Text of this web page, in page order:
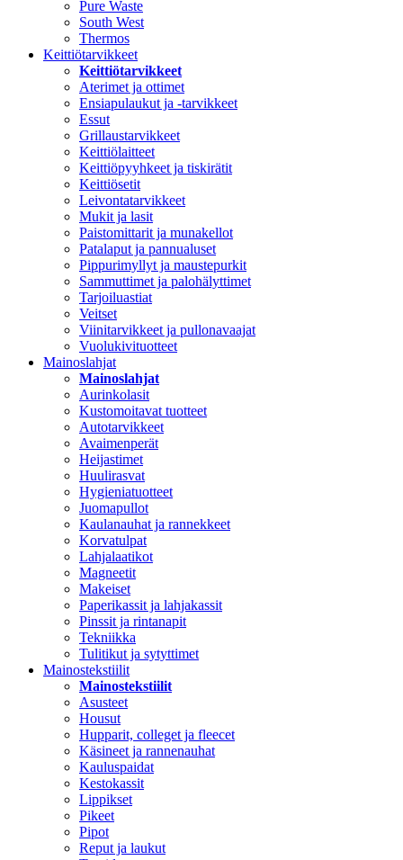
Pure Waste
South West
Thermos
Keittiötarvikkeet
Keittiötarvikkeet
Aterimet ja ottimet
Ensiapulaukut ja -tarvikkeet
Essut
Grillaustarvikkeet
Keittiölaitteet
Keittiöpyyhkeet ja tiskirätit
Keittiösetit
Leivontatarvikkeet
Mukit ja lasit
Paistomittarit ja munakellot
Patalaput ja pannualuset
Pippurimyllyt ja maustepurkit
Sammuttimet ja palohälyttimet
Tarjoiluastiat
Veitset
Viinitarvikkeet ja pullonavaajat
Vuolukivituotteet
Mainoslahjat
Mainoslahjat
Aurinkolasit
Kustomoitavat tuotteet
Autotarvikkeet
Avaimenperät
Heijastimet
Huulirasvat
Hygieniatuotteet
Juomapullot
Kaulanauhat ja rannekkeet
Korvatulpat
Lahjalaatikot
Magneetit
Makeiset
Paperikassit ja lahjakassit
Pinssit ja rintanapit
Tekniikka
Tulitikut ja sytyttimet
Mainostekstiilit
Mainostekstiilit
Asusteet
Housut
Hupparit, colleget ja fleecet
Käsineet ja rannenauhat
Kauluspaidat
Kestokassit
Lippikset
Pikeet
Pipot
Reput ja laukut